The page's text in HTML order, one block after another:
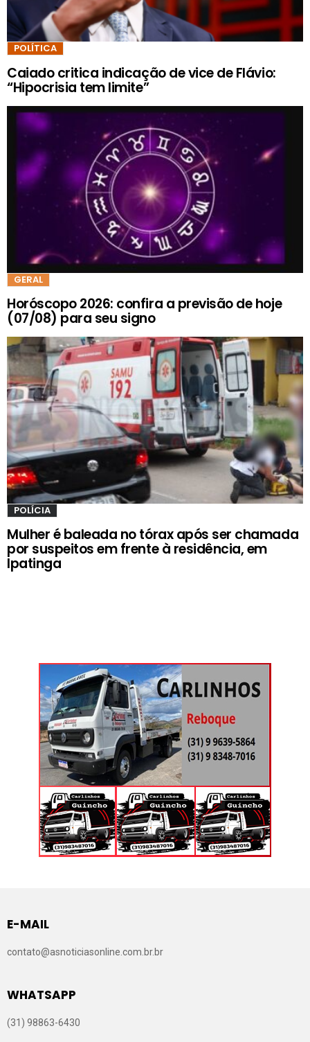
POLÍTICA
Caiado critica indicação de vice de Flávio:
“Hipocrisia tem limite”
GERAL
Horóscopo 2026: confira a previsão de hoje
(07/08) para seu signo
POLÍCIA
Mulher é baleada no tórax após ser chamada
por suspeitos em frente à residência, em
Ipatinga
E-MAIL
contato@asnoticiasonline.com.br.br
WHATSAPP
(31) 98863-6430